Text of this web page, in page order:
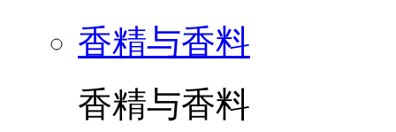
香精与香料
香精与香料